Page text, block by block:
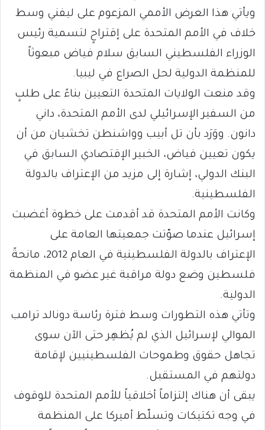
ويأتي هذا العرض الأممي المزعوم على ليفني وسط
خلاف في الأمم المتحدة على إقتراحٍ لتسمية رئيس
الوزراء الفلسطيني السابق سلام فياض مبعوثاً
للمنظمة الدولية لحل الصراع في ليبيا.
وقد منعت الولايات المتحدة التعيين بناءً على طلبٍ
من السفير الإسرائيلي لدى الأمم المتحدة، داني
دانون. ووَرَد بأن تل أبيب وواشنطن تخشيان من أن
يكون تعيين فياض، الخبير الإقتصادي السابق في
البنك الدولي، إشارة إلى مزيد من الإعتراف بالدولة
الفلسطينية.
وكانت الأمم المتحدة قد أقدمت على خطوة أغضبت
إسرائيل عندما صوّتت جمعيتها العامة على
الإعتراف بالدولة الفلسطينية في العام 2012، مانحةً
فلسطين وضع دولة مراقبة غير عضو في المنظمة
الدولية.
وتأتي هذه التطورات وسط فترة رئاسة دونالد ترامب
الموالي لإسرائيل الذي لم يُظهِر حتى الآن سوى
تجاهل حقوق وطموحات الفلسطينيين لإقامة
دولتهم في المستقبل.
يبقى أن هناك إلتزاماً أخلاقياً للأمم المتحدة للوقوف
في وجه تكتيكات وتسلّط أميركا على المنظمة